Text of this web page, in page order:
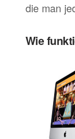
die man
Wie